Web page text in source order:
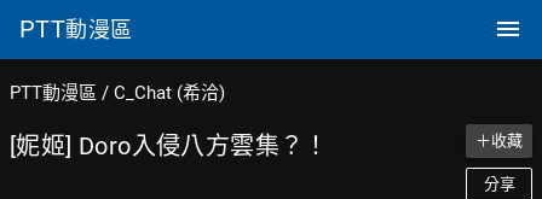
PTT動漫區
PTT動漫區 / C_Chat (希洽)
[妮姬] Doro入侵八方雲集？！ ＋收藏
分享